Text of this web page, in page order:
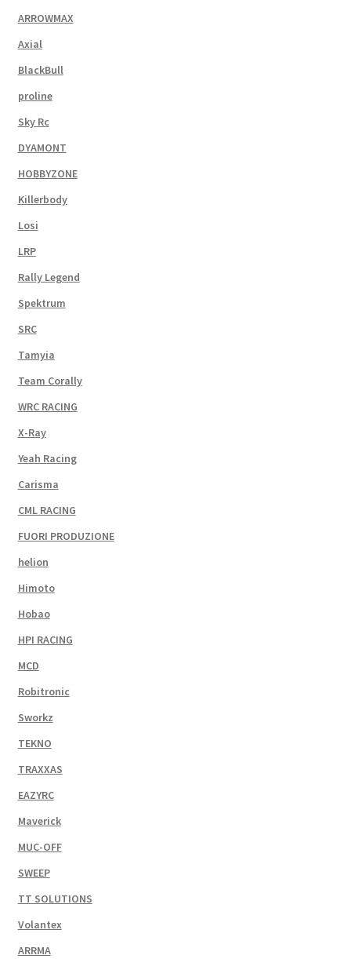
ARROWMAX
Axial
BlackBull
proline
Sky Rc
DYAMONT
HOBBYZONE
Killerbody
Losi
LRP
Rally Legend
Spektrum
SRC
Tamyia
Team Corally
WRC RACING
X-Ray
Yeah Racing
Carisma
CML RACING
FUORI PRODUZIONE
helion
Himoto
Hobao
HPI RACING
MCD
Robitronic
Sworkz
TEKNO
TRAXXAS
EAZYRC
Maverick
MUC-OFF
SWEEP
TT SOLUTIONS
Volantex
ARRMA